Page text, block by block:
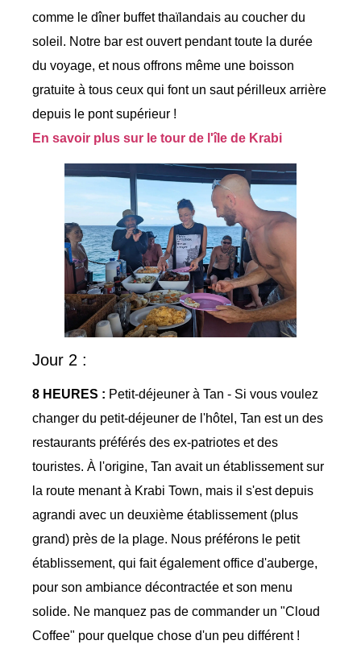
comme le dîner buffet thaïlandais au coucher du
soleil. Notre bar est ouvert pendant toute la durée
du voyage, et nous offrons même une boisson
gratuite à tous ceux qui font un saut périlleux arrière
depuis le pont supérieur !
En savoir plus sur le tour de l'île de Krabi
Jour 2 :
8 HEURES : Petit-déjeuner à Tan - Si vous voulez
changer du petit-déjeuner de l'hôtel, Tan est un des
restaurants préférés des ex-patriotes et des
touristes. À l'origine, Tan avait un établissement sur
la route menant à Krabi Town, mais il s'est depuis
agrandi avec un deuxième établissement (plus
grand) près de la plage. Nous préférons le petit
établissement, qui fait également office d'auberge,
pour son ambiance décontractée et son menu
solide. Ne manquez pas de commander un "Cloud
Coffee" pour quelque chose d'un peu différent !